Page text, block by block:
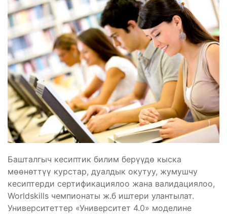
Башталгыч кесиптик билим берүүдө кыска
мөөнөттүү курстар, дуалдык окутуу, жумушчу
кесиптерди сертификациялоо жана валидациялоо,
Worldskills чемпионаты ж.б иштери улантылат.
Университеттер «Университет 4.0» моделине